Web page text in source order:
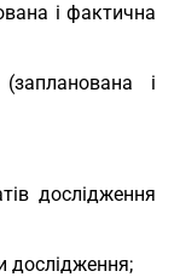
і фактична
і
дослідження
дослідження;